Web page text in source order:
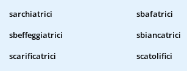
sarchiatrici
sbafatrici
sbeffeggiatrici
sbiancatrici
scarificatrici
scatolifici